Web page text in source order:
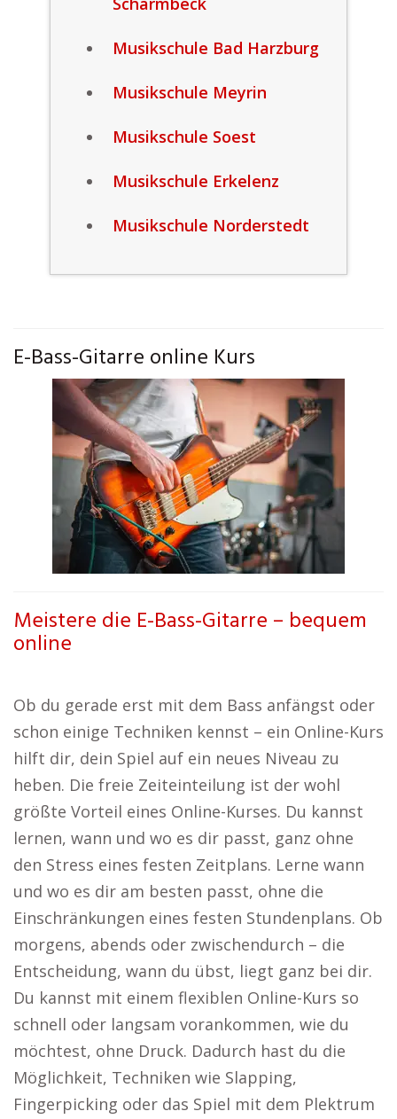
Musikschule Bad Harzburg
Musikschule Meyrin
Musikschule Soest
Musikschule Erkelenz
Musikschule Norderstedt
E-Bass-Gitarre online Kurs
Meistere die E-Bass-Gitarre – bequem
online
Ob du gerade erst mit dem Bass anfängst oder
schon einige Techniken kennst – ein Online-Kurs
hilft dir, dein Spiel auf ein neues Niveau zu
heben. Die freie Zeiteinteilung ist der wohl
größte Vorteil eines Online-Kurses. Du kannst
lernen, wann und wo es dir passt, ganz ohne
den Stress eines festen Zeitplans. Lerne wann
und wo es dir am besten passt, ohne die
Einschränkungen eines festen Stundenplans. Ob
morgens, abends oder zwischendurch – die
Entscheidung, wann du übst, liegt ganz bei dir.
Du kannst mit einem flexiblen Online-Kurs so
schnell oder langsam vorankommen, wie du
möchtest, ohne Druck. Dadurch hast du die
Möglichkeit, Techniken wie Slapping,
Fingerpicking oder das Spiel mit dem Plektrum